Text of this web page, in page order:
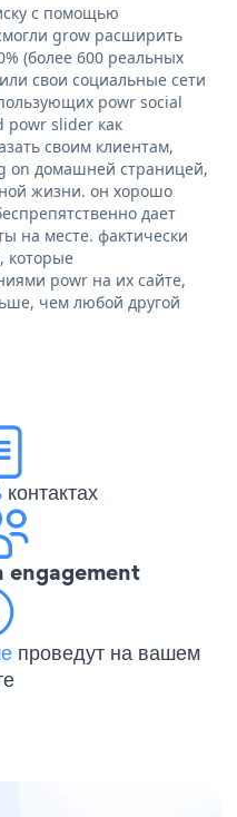
с помощью
grow расширить
(более 600 реальных
свои социальные сети
powr social
powr slider как
своим клиентам,
on домашней страницей,
жизни. он хорошо
дает
на месте. фактически
которые
powr на их сайте,
чем любой другой
контактах
engagement
проведут на вашем